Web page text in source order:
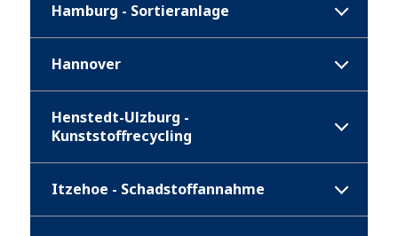
Hamburg - Sortieranlage
Hannover
Henstedt-Ulzburg -
Kunststoffrecycling
Itzehoe - Schadstoffannahme